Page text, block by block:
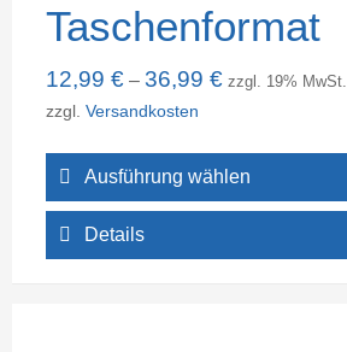
Taschenformat
12,99 €– 36,99 € zzgl. 19% MwSt.
zzgl. Versandkosten
Ausführung wählen
Details